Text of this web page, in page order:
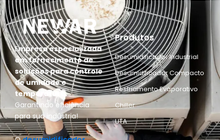
Empresa especializada
em fornecimento de
soluções para controle
de umidade e
temperatura.
Garantindo eficiência
para sua indústria!
Produtos
Desumidificador Industrial
Desumidificador Compacto
Resfriamento Evaporativo
Chiller
UTA